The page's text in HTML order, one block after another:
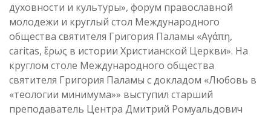
духовности и культуры», форум православной
молодежи и круглый стол Международного
общества святителя Григория Паламы «Αγάπη,
caritas, ἔρως в истории Христианской Церкви». На
круглом столе Международного общества
святителя Григория Паламы с докладом «Любовь в
«теологии минимума»» выступил старший
преподаватель Центра Дмитрий Ромуальдович